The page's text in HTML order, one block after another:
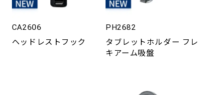
CA2606
ヘッドレストフック
PH2682
タブレットホルダー フレ
キアーム吸盤